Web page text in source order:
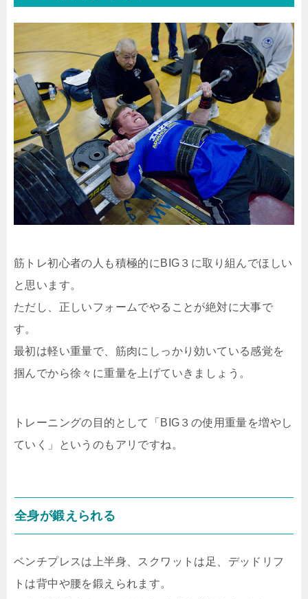
筋トレ初心者の人も積極的にBIG３に取り組んでほしい
と思います。
ただし、正しいフォームでやることが絶対に大事で
す。
最初は軽い重量で、筋肉にしっかり効いている感覚を
掴んでから徐々に重量を上げていきましょう。
トレーニングの目的として「BIG３の使用重量を増やし
ていく」というのもアリですね。
全身が鍛えられる
ベンチプレスは上半身、スクワットは足、デッドリフ
トは背中や腰を鍛えられます。